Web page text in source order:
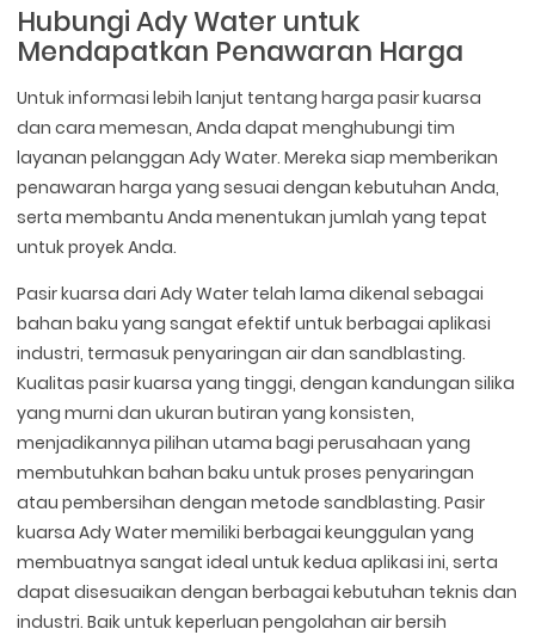
Hubungi Ady Water untuk
Mendapatkan Penawaran Harga
Untuk informasi lebih lanjut tentang harga pasir kuarsa
dan cara memesan, Anda dapat menghubungi tim
layanan pelanggan Ady Water. Mereka siap memberikan
penawaran harga yang sesuai dengan kebutuhan Anda,
serta membantu Anda menentukan jumlah yang tepat
untuk proyek Anda.
Pasir kuarsa dari Ady Water telah lama dikenal sebagai
bahan baku yang sangat efektif untuk berbagai aplikasi
industri, termasuk penyaringan air dan sandblasting.
Kualitas pasir kuarsa yang tinggi, dengan kandungan silika
yang murni dan ukuran butiran yang konsisten,
menjadikannya pilihan utama bagi perusahaan yang
membutuhkan bahan baku untuk proses penyaringan
atau pembersihan dengan metode sandblasting. Pasir
kuarsa Ady Water memiliki berbagai keunggulan yang
membuatnya sangat ideal untuk kedua aplikasi ini, serta
dapat disesuaikan dengan berbagai kebutuhan teknis dan
industri. Baik untuk keperluan pengolahan air bersih